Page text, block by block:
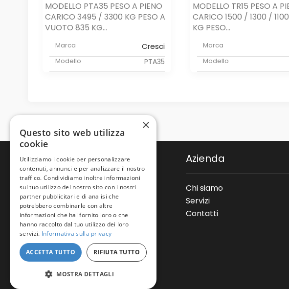
MODELLO PTA35 PESO A PIENO
CARICO 3495 / 3300 KG PESO A
VUOTO 835 KG...
Marca Cresci
Modello PTA35
MODELLO TR15 PESO A
CARICO 1500 / 1300 /
KG PESO...
Marca
Modello
Via Galileo Galilei, 2/b
24036 Ponte San Pietro (BG)
info@nauticamassimo.it
T: (+39) 035 610366
M: (+39) 388 6449476
Azienda
Chi siamo
Servizi
Contatti
×
Questo sito web utilizza
cookie
Utilizziamo i cookie per personalizzare
contenuti, annunci e per analizzare il nostro
traffico. Condividiamo inoltre informazioni
sul tuo utilizzo del nostro sito con i nostri
partner pubblicitari e di analisi che
potrebbero combinarle con altre
informazioni che hai fornito loro o che
hanno raccolto dal tuo utilizzo dei loro
servizi. Informativa sulla privacy
ACCETTA TUTTO RIFIUTA TUTTO
MOSTRA DETTAGLI